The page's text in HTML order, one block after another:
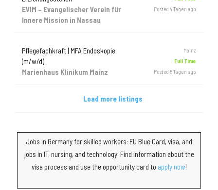
EVIM – Evangelischer Verein für
Innere Mission in Nassau
Posted 4 Tagen ago
Pflegefachkraft | MFA Endoskopie
(m/w/d)
Marienhaus Klinikum Mainz
Mainz
Full Time
Posted 5 Tagen ago
Load more listings
Jobs in Germany for skilled workers: EU Blue Card, visa, and
jobs in IT, nursing, and technology. Find information about the
visa process and use the opportunity card to apply now!